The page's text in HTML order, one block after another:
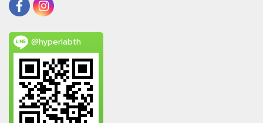
@hyperlabth